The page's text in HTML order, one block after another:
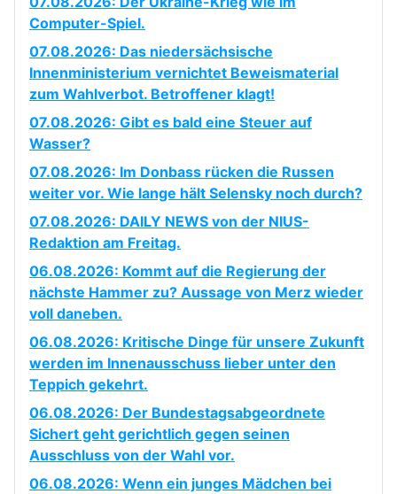
Computer-Spiel.
07.08.2026: Das niedersächsische
Innenministerium vernichtet Beweismaterial
zum Wahlverbot. Betroffener klagt!
07.08.2026: Gibt es bald eine Steuer auf
Wasser?
07.08.2026: Im Donbass rücken die Russen
weiter vor. Wie lange hält Selensky noch durch?
07.08.2026: DAILY NEWS von der NIUS-
Redaktion am Freitag.
06.08.2026: Kommt auf die Regierung der
nächste Hammer zu? Aussage von Merz wieder
voll daneben.
06.08.2026: Kritische Dinge für unsere Zukunft
werden im Innenausschuss lieber unter den
Teppich gekehrt.
06.08.2026: Der Bundestagsabgeordnete
Sichert geht gerichtlich gegen seinen
Ausschluss von der Wahl vor.
06.08.2026: Wenn ein junges Mädchen bei